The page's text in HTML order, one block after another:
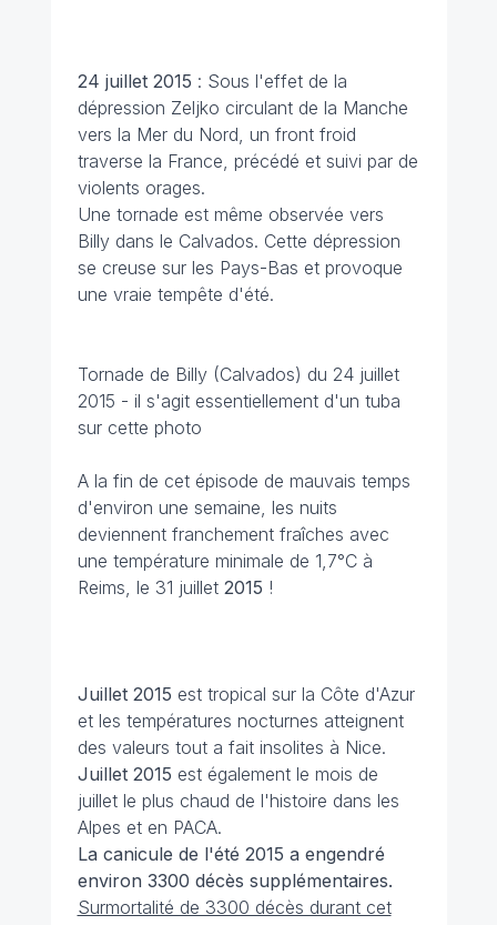
24 juillet 2015 : Sous l'effet de la
dépression Zeljko circulant de la Manche
vers la Mer du Nord, un front froid
traverse la France, précédé et suivi par de
violents orages.
Une tornade est même observée vers
Billy dans le Calvados. Cette dépression
se creuse sur les Pays-Bas et provoque
une vraie tempête d'été.
Tornade de Billy (Calvados) du 24 juillet
2015 - il s'agit essentiellement d'un tuba
sur cette photo
A la fin de cet épisode de mauvais temps
d'environ une semaine, les nuits
deviennent franchement fraîches avec
une température minimale de 1,7°C à
Reims, le 31 juillet 2015 !
Juillet 2015 est tropical sur la Côte d'Azur
et les températures nocturnes atteignent
des valeurs tout a fait insolites à Nice.
Juillet 2015 est également le mois de
juillet le plus chaud de l'histoire dans les
Alpes et en PACA.
La canicule de l'été 2015 a engendré
environ 3300 décès supplémentaires.
Surmortalité de 3300 décès durant cet